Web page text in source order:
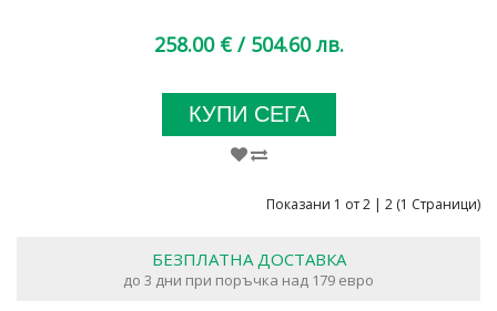
258.00 € / 504.60 лв.
КУПИ СЕГА
Показани 1 от 2 | 2 (1 Страници)
БЕЗПЛАТНА ДОСТАВКА
до 3 дни при поръчка над 179 евро